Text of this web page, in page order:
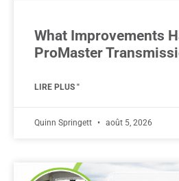
What Improvements
ProMaster
LIRE PLUS "
Quinn Springett août 5, 2026